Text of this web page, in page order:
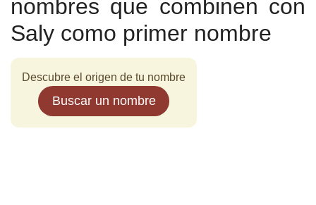
nombres que combinen con
Saly como primer nombre
Descubre el origen de tu nombre
Buscar un nombre